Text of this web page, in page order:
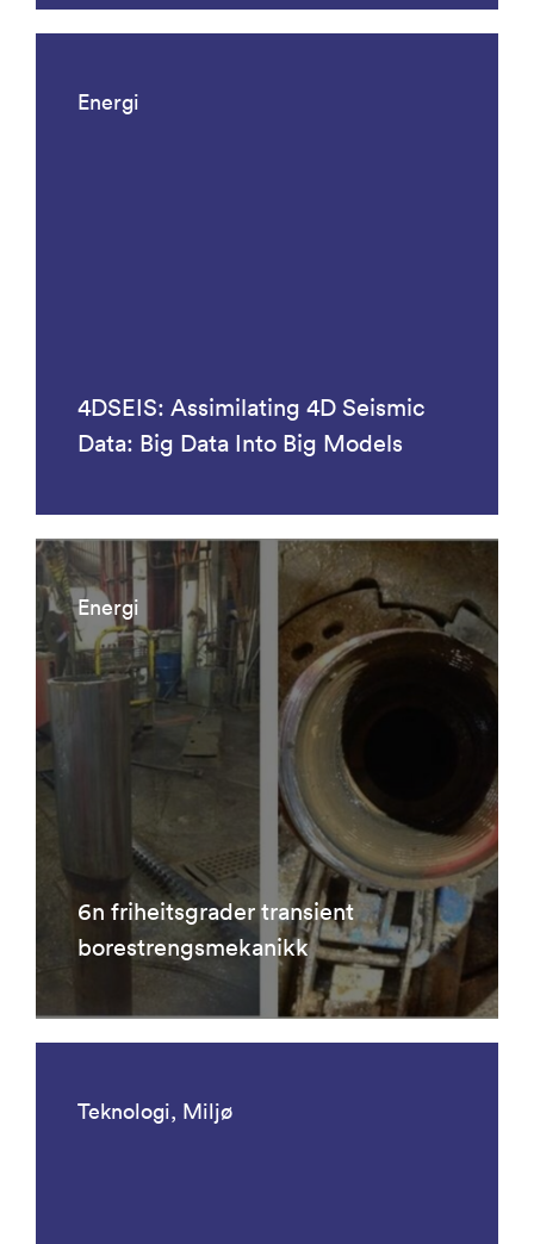
Energi
4DSEIS: Assimilating 4D Seismic
Data: Big Data Into Big Models
Energi
6n friheitsgrader transient
borestrengsmekanikk
Teknologi, Miljø